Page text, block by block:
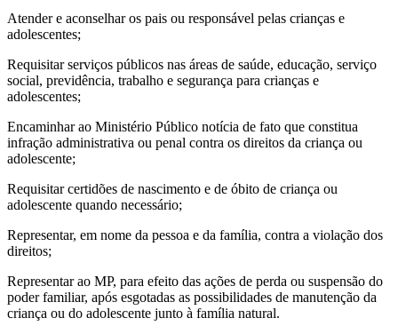
Atender e aconselhar os pais ou responsável pelas crianças e
adolescentes;
Requisitar serviços públicos nas áreas de saúde, educação, serviço
social, previdência, trabalho e segurança para crianças e
adolescentes;
Encaminhar ao Ministério Público notícia de fato que constitua
infração administrativa ou penal contra os direitos da criança ou
adolescente;
Requisitar certidões de nascimento e de óbito de criança ou
adolescente quando necessário;
Representar, em nome da pessoa e da família, contra a violação dos
direitos;
Representar ao MP, para efeito das ações de perda ou suspensão do
poder familiar, após esgotadas as possibilidades de manutenção da
criança ou do adolescente junto à família natural.